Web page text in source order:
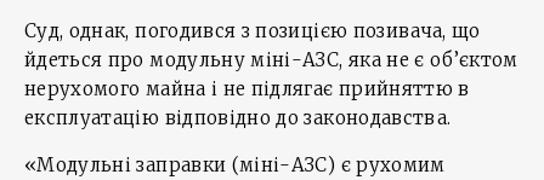
Суд, однак, погодився з позицією позивача, що
йдеться про модульну міні-АЗС, яка не є об’єктом
нерухомого майна і не підлягає прийняттю в
експлуатацію відповідно до законодавства.
«Модульні заправки (міні-АЗС) є рухомим